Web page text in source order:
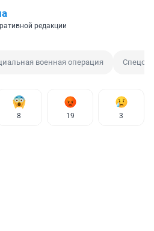
редакции
военная операция
8 19 3